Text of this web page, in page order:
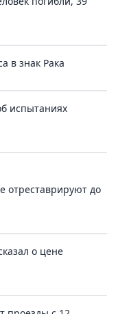
в знак Рака
испытаниях
отреставрируют до
о цене